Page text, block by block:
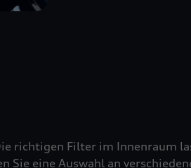
richtigen Filter im Innenraum
eine Auswahl an